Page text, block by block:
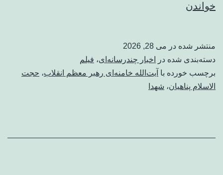
خواندن
هنوز
مردم
برای
عزاداری
منتشر شده در می 28, 2026
دسته‌بندی شده در
اخبار چندرسانه‌ای، فیلم
برچسب خورده با آیت‌الله خامنه‌ای رهبر معظم انقلاب، حجت
الاسلام پناهیان، شهدا